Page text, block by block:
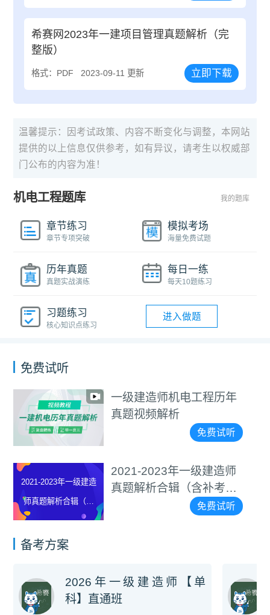
希赛网2023年一建项目管理真题解析（完
整版）
格式：PDF 2023-09-11 更新 立即下载
温馨提示：因考试政策、内容不断变化与调整，本网站
提供的以上信息仅供参考，如有异议，请考生以权威部
门公布的内容为准！
机电工程题库 我的题库
章节练习
章节专项突破
模拟考场
海量免费试题
历年真题
真题实战演练
每日一练
每天10题练习
习题练习
核心知识点练习
进入做题
免费试听
一级建造师机电工程历年
真题视频解析
免费试听
2021-2023年一级建造
师真题解析合辑（含
补考卷）
2021-2023年一级建造师
真题解析合辑（含补考
免费试听
备考方案
2026年一级建造师【单
科】直通班